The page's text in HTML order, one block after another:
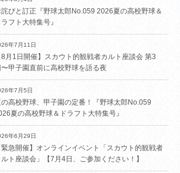
詫びと訂正『野球太郎No.059 2026夏の高校野球＆
ラフト大特集号』
年7月11日
8月1日開催】スカウト的観戦者カルト座談会 第3
〜甲子園直前に高校野球を語る夜
年7月5日
の高校野球、甲子園の定番！『野球太郎No.059
夏の高校野球＆ドラフト大特集号』
年6月29日
緊急開催】オンラインイベント「スカウト的観戦者
ルト座談会」【7月4日、ご参加ください！】